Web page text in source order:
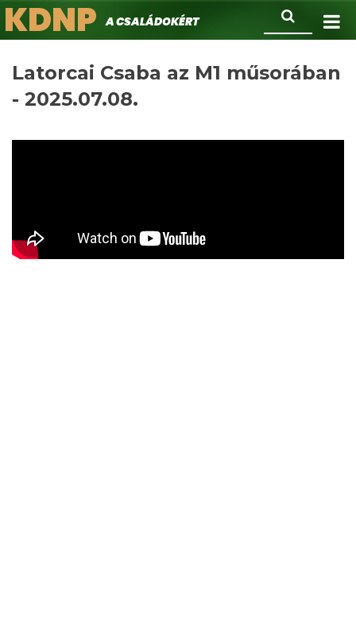
Ugrás
a
Keresés
KDNPA családokért.
Latorcai Csaba az M1 műsorában
- 2025.07.08.